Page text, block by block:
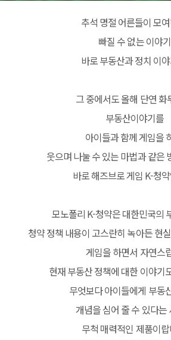
추석 명절 어른들이 모
빠질 수 없는 이야기
바로 부동산과 정치 이
그 중에서도 올해 단연 화
부동산이야기를
아이들과 함께 게임을
웃으며 나눌 수 있는 마법과 같은
바로 해즈브로 게임 K-청
모노폴리 K-청약은 대한민국의
청약 정책 내용이 고스란히 녹아든 현
게임을 하면서 자연스
현재 부동산 정책에 대한 이야기
무엇보다 아이들에게 부동
개념을 심어 줄 수 있다는
무척 매력적인 제품이